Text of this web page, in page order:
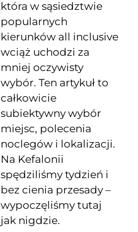
która w sąsiedztwie
popularnych
kierunków all inclusive
wciąż uchodzi za
mniej oczywisty
wybór. Ten artykuł to
całkowicie
subiektywny wybór
miejsc, polecenia
noclegów i lokalizacji.
Na Kefalonii
spędziliśmy tydzień i
bez cienia przesady –
wypoczęliśmy tutaj
jak nigdzie.